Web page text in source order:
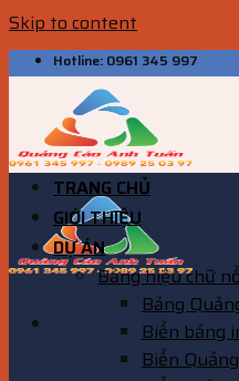
Skip to content
Hotline: 0961 345 997
TRANG CHỦ
GIỚI THIỆU
DỰ ÁN
Bảng hiệu chữ
Bảng
Biển bảng
Biển